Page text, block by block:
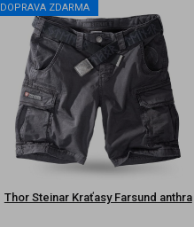
DOPRAVA ZDARMA
Thor Steinar Kraťasy Farsund anthra